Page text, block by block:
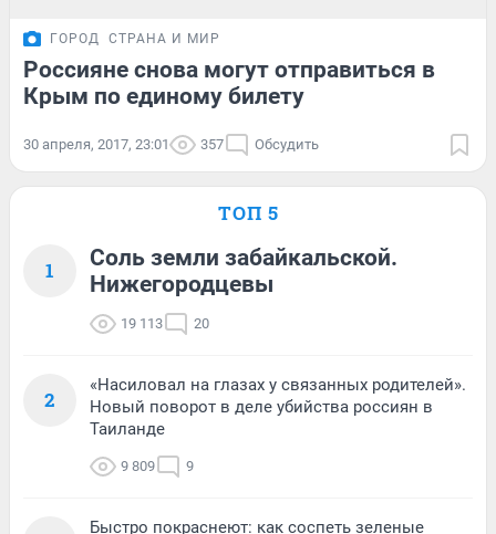
ГОРОД СТРАНА И МИР
Россияне снова могут отправиться в
Крым по единому билету
30 апреля, 2017, 23:01 357 Обсудить
ТОП 5
1
Соль земли забайкальской.
Нижегородцевы
19 113 20
2
«Насиловал на глазах у связанных родителей».
Новый поворот в деле убийства россиян в
Таиланде
9 809 9
Быстро покраснеют: как соспеть зеленые